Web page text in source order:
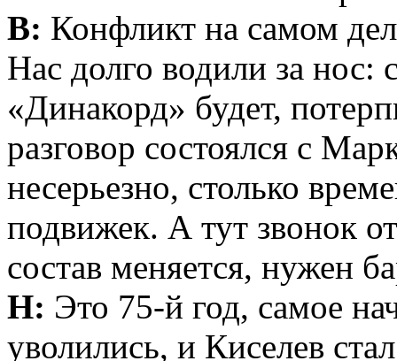
В: Конфликт на самом
Нас долго водили за нос:
«Динакорд» будет,
разговор состоялся с
несерьезно, столько
подвижек. А тут звонок
состав меняется, нужен
Н: Это 75-й год, самое
уволились, и Киселев